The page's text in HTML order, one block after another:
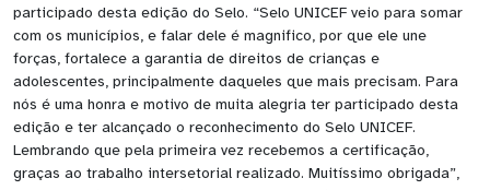
participado desta edição do Selo. “Selo UNICEF veio para somar
com os municípios, e falar dele é magnifico, por que ele une
forças, fortalece a garantia de direitos de crianças e
adolescentes, principalmente daqueles que mais precisam. Para
nós é uma honra e motivo de muita alegria ter participado desta
edição e ter alcançado o reconhecimento do Selo UNICEF.
Lembrando que pela primeira vez recebemos a certificação,
graças ao trabalho intersetorial realizado. Muitíssimo obrigada”,